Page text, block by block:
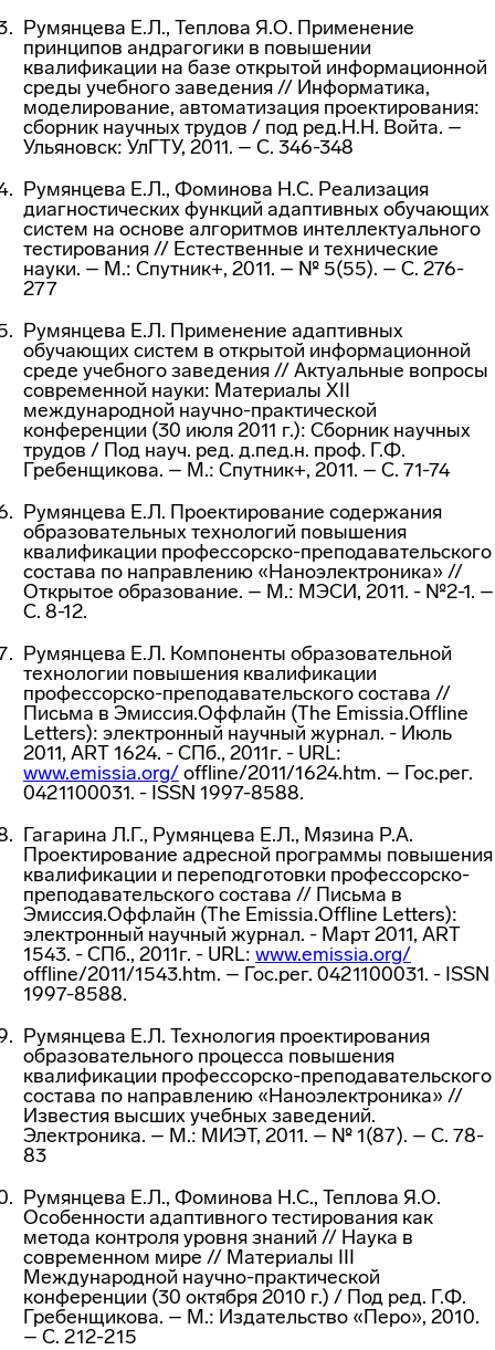
Румянцева Е.Л., Теплова Я.О. Применение
принципов андрагогики в повышении
квалификации на базе открытой информационной
среды учебного заведения // Информатика,
моделирование, автоматизация проектирования:
сборник научных трудов / под ред.Н.Н. Войта. –
Ульяновск: УлГТУ, 2011. – С. 346-348
Румянцева Е.Л., Фоминова Н.С. Реализация
диагностических функций адаптивных обучающих
систем на основе алгоритмов интеллектуального
тестирования // Естественные и технические
науки. – М.: Спутник+, 2011. – № 5(55). – С. 276-
277
Румянцева Е.Л. Применение адаптивных
обучающих систем в открытой информационной
среде учебного заведения // Актуальные вопросы
современной науки: Материалы XII
международной научно-практической
конференции (30 июля 2011 г.): Сборник научных
трудов / Под науч. ред. д.пед.н. проф. Г.Ф.
Гребенщикова. – М.: Спутник+, 2011. – С. 71-74
Румянцева Е.Л. Проектирование содержания
образовательных технологий повышения
квалификации профессорско-преподавательского
состава по направлению «Наноэлектроника» //
Открытое образование. – М.: МЭСИ, 2011. - №2-1. –
С. 8-12.
Румянцева Е.Л. Компоненты образовательной
технологии повышения квалификации
профессорско-преподавательского состава //
Письма в Эмиссия.Оффлайн (The Emissia.Offline
Letters): электронный научный журнал. - Июль
2011, ART 1624. - CПб., 2011г. - URL:
www.emissia.org/offline/2011/1624.htm. – Гос.рег.
0421100031. - ISSN 1997-8588.
Гагарина Л.Г., Румянцева Е.Л., Мязина Р.А.
Проектирование адресной программы повышения
квалификации и переподготовки профессорско-
преподавательского состава // Письма в
Эмиссия.Оффлайн (The Emissia.Offline Letters):
электронный научный журнал. - Март 2011, ART
1543. - CПб., 2011г. - URL: www.emissia.org/
offline/2011/1543.htm. – Гос.рег. 0421100031. - ISSN
1997-8588.
Румянцева Е.Л. Технология проектирования
образовательного процесса повышения
квалификации профессорско-преподавательского
состава по направлению «Наноэлектроника» //
Известия высших учебных заведений.
Электроника. – М.: МИЭТ, 2011. – № 1(87). – С. 78-
83
Румянцева Е.Л., Фоминова Н.С., Теплова Я.О.
Особенности адаптивного тестирования как
метода контроля уровня знаний // Наука в
современном мире // Материалы III
Международной научно-практической
конференции (30 октября 2010 г.) / Под ред. Г.Ф.
Гребенщикова. – М.: Издательство «Перо», 2010.
– С. 212-215